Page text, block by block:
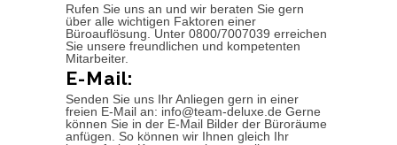
Rufen Sie uns an und wir beraten Sie gern
über alle wichtigen Faktoren einer
Büroauflösung. Unter 0800/7007039 erreichen
Sie unsere freundlichen und kompetenten
Mitarbeiter.
E-Mail:
Senden Sie uns Ihr Anliegen gern in einer
freien E-Mail an: info@team-deluxe.de Gerne
können Sie in der E-Mail Bilder der Büroräume
anfügen. So können wir Ihnen gleich Ihr